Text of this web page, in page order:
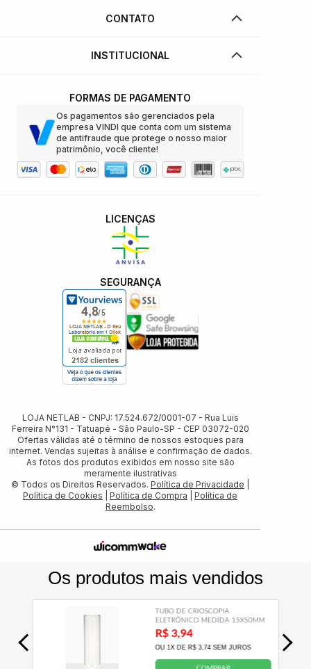
CONTATO
INSTITUCIONAL
FORMAS DE PAGAMENTO
Os pagamentos são gerenciados pela
empresa VINDI que conta com um sistema
de antifraude que protege o nosso maior
patrimônio, você cliente!
SEGURANÇA
LICENÇAS
LOJA NETLAB - CNPJ: 17.524.672/0001-07 - Rua Luis
Ferreira N°131 - Tatuapé - Sâo Paulo-SP - CEP 03072-020
Ofertas válidas até o término de nossos estoques para
internet. Vendas sujeitas à análise e confirmação de dados.
As fotos dos produtos exibidos em nosso site são
meramente ilustrativas
© Todos os Direitos Reservados. Política de Privacidade
Política de Cookies
Política de Compra
Política de
Reembolso.